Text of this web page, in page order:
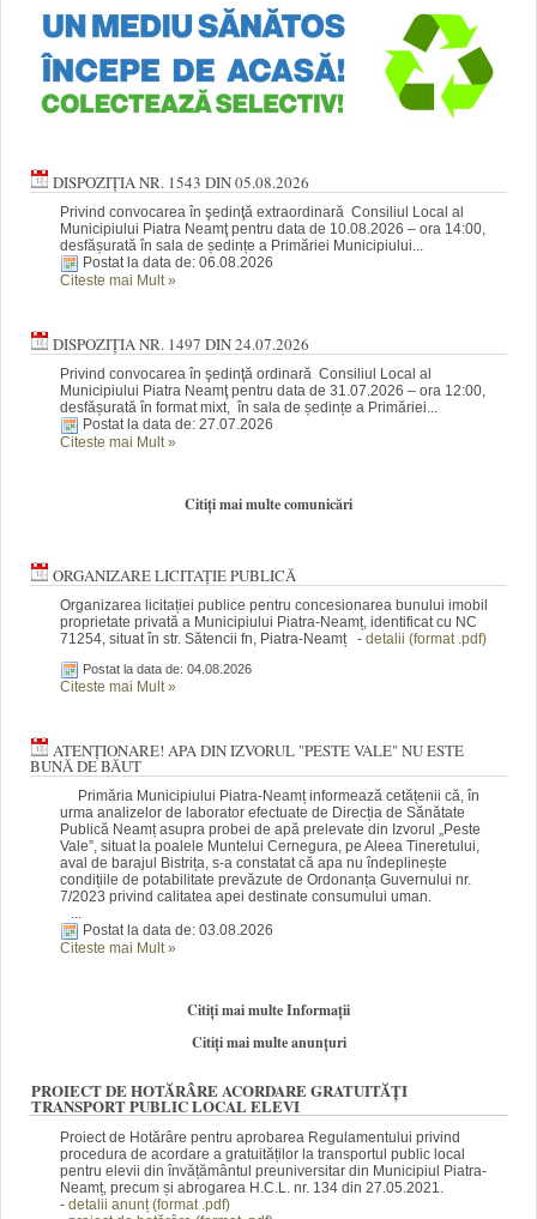
DISPOZIȚIA NR. 1543 DIN 05.08.2026
Privind convocarea în şedinţă extraordinară Consiliul Local al
Municipiului Piatra Neamţ pentru data de 10.08.2026 – ora 14:00,
desfășurată în sala de ședințe a Primăriei Municipiului...
Postat la data de: 06.08.2026
Citeste mai Mult»
DISPOZIȚIA NR. 1497 DIN 24.07.2026
Privind convocarea în şedinţă ordinară Consiliul Local al
Municipiului Piatra Neamţ pentru data de 31.07.2026 – ora 12:00,
desfășurată în format mixt, în sala de ședințe a Primăriei...
Postat la data de: 27.07.2026
Citeste mai Mult»
Citiți mai multe comunicări
ORGANIZARE LICITAȚIE PUBLICĂ
Organizarea licitației publice pentru concesionarea bunului imobil
proprietate privată a Municipiului Piatra-Neamț, identificat cu NC
71254, situat în str. Sătencii fn, Piatra-Neamț - detalii (format .pdf)
Postat la data de: 04.08.2026
Citeste mai Mult»
ATENȚIONARE! APA DIN IZVORUL "PESTE VALE" NU ESTE
BUNĂ DE BĂUT
Primăria Municipiului Piatra-Neamț informează cetățenii că, în
urma analizelor de laborator efectuate de Direcția de Sănătate
Publică Neamț asupra probei de apă prelevate din Izvorul „Peste
Vale”, situat la poalele Muntelui Cernegura, pe Aleea Tineretului,
aval de barajul Bistrița, s-a constatat că apa nu îndeplinește
condițiile de potabilitate prevăzute de Ordonanța Guvernului nr.
7/2023 privind calitatea apei destinate consumului uman.
...
Postat la data de: 03.08.2026
Citeste mai Mult»
Citiți mai multe Informații
Citiți mai multe anunțuri
PROIECT DE HOTĂRÂRE ACORDARE GRATUITĂȚI
TRANSPORT PUBLIC LOCAL ELEVI
Proiect de Hotărâre pentru aprobarea Regulamentului privind
procedura de acordare a gratuităților la transportul public local
pentru elevii din învățământul preuniversitar din Municipiul Piatra-
Neamț, precum și abrogarea H.C.L. nr. 134 din 27.05.2021.
- detalii anunț (format .pdf)